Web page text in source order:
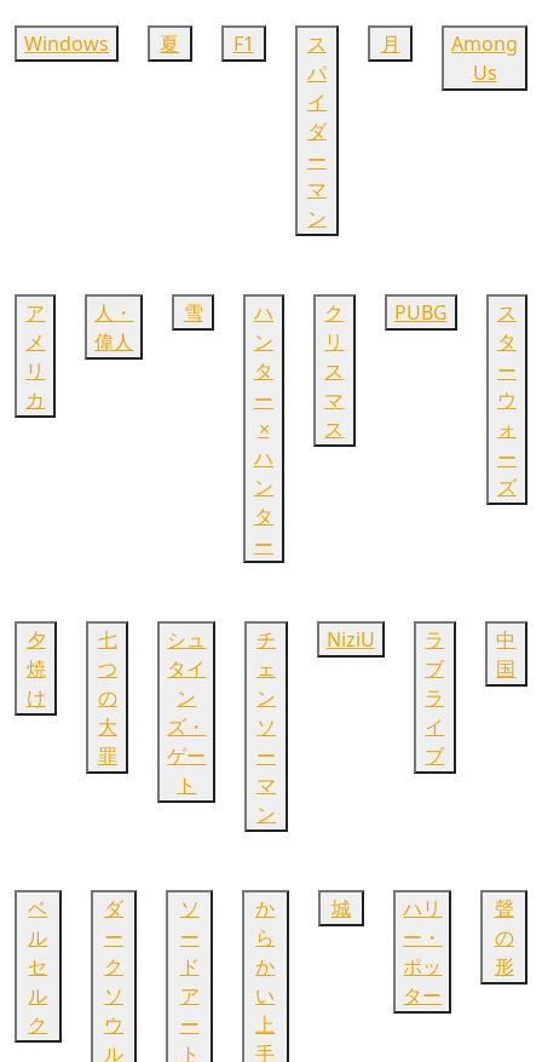
Windows 夏 F1
ス
パ
イ
ダ
ー
マ
ン
月
Among
Us
ア
メ
リ
カ
人・
偉人
雪
ハ
ン
タ
ー
×
ハ
ン
タ
ー
ク
リ
ス
マ
ス
PUBG
ス
タ
ー
ウ
ォ
ー
ズ
夕
焼
け
七
つ
の
大
罪
シュ
タイ
ン
ズ・
ゲー
ト
チ
ェ
ン
ソ
ー
マ
ン
NiziU
ラ
ブ
ラ
イ
ブ
中
国
ベ
ル
セ
ル
ク
ダ
ー
ク
ソ
ウ
ル
ソ
ー
ド
ア
ー
ト
か
ら
か
い
上
手
城
ハリ
ー・
ポッ
ター
聲
の
形